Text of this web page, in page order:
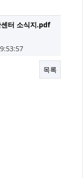
터 소식지.pdf
목록